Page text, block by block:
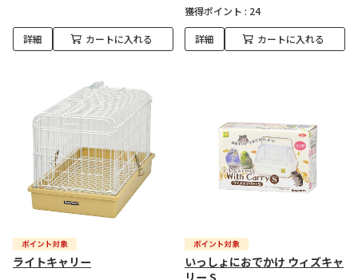
詳細 カートに入れる
獲得ポイント : 24
詳細 カートに入れる
ライトキャリー
いっしょにおでかけ ウィズキャ
リー S